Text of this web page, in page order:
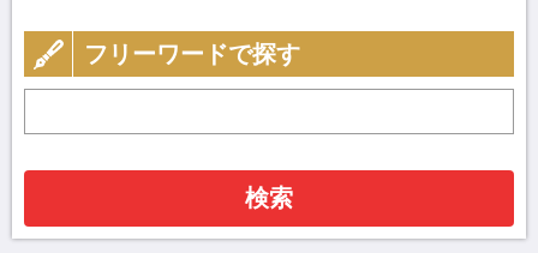
フリーワードで探す
検索